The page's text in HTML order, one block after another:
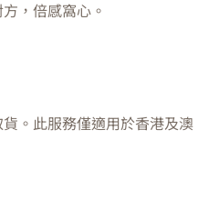
，倍感窩心。
。此服務僅適用於香港及澳